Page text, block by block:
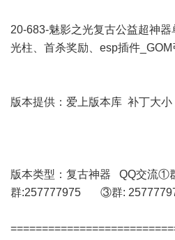
20-683-魅影之光复古公益超神
光柱、首杀奖励、esp插件_GOM
版本提供：爱上版本库 补丁大小
版本类型：复古神器 QQ交
群:257777975 ③群: